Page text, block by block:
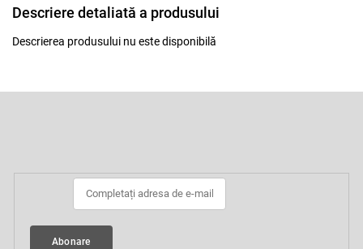
Descriere detaliată a produsului
Descrierea produsului nu este disponibilă
Abonare